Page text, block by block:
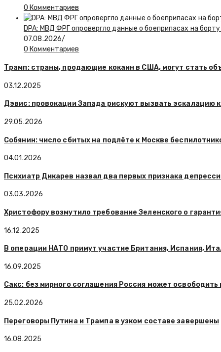
0 Комментариев
DPA: МВД ФРГ опровергло данные о боеприпасах на
07.08.2026/
0 Комментариев
Трамп: страны, продающие кокаин в США, могут стать
03.12.2025
Дэвис: провокации Запада рискуют вызвать эскалацию
29.05.2026
Собянин: число сбитых на подлёте к Москве
04.01.2026
Психиатр Дикарев назвал два первых признака
03.03.2026
Христофору возмутило требование Зеленского о
16.12.2025
В операции НАТО примут участие Британия, Испания,
16.09.2025
Сакс: без мирного соглашения Россия может
25.02.2026
Переговоры Путина и Трампа в узком составе завершены
16.08.2025